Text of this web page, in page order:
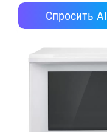
Спросить AI